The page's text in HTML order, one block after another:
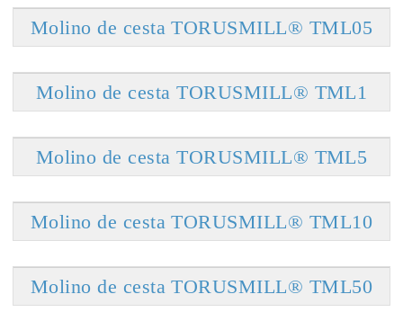
Molino de cesta TORUSMILL® TML05
Molino de cesta TORUSMILL® TML1
Molino de cesta TORUSMILL® TML5
Molino de cesta TORUSMILL® TML10
Molino de cesta TORUSMILL® TML50